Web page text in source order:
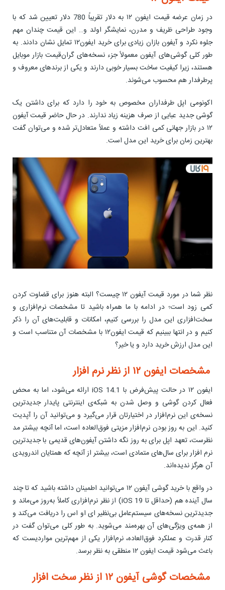
در زمان عرضه قیمت ایفون ۱۲ به دلار تقریباً 780 دلار تعیین شد که با
وجود طراحی ظریف و مدرن، نمایشگر اولد و… این قیمت چندان مهم
جلوه نکرد و آیفون بازان زیادی برای خرید ایفون۱۲ تمایل نشان دادند. به
طور کلی گوشی‌های آیفون معمولاً جزء نسخه‌های گران‌قیمت بازار موبایل
هستند، زیرا کیفیت ساخت بسیار خوبی دارند و یکی از برندهای معروف و
پرطرفدار هم محسوب می‌شوند.
اکونومی اپل طرفداران مخصوص به خود را دارد که برای داشتن یک
گوشی جدید عبایی از صرف هزینه زیاد ندارند. در حال حاضر قیمت آیفون
۱۲ در بازار جهانی کمی افت داشته و عملاً متعادل‌تر شده و می‌توان گفت
بهترین زمان برای خرید این مدل است.
نظر شما در مورد قیمت آیفون ۱۲ چیست؟ البته هنوز برای قضاوت کردن
کمی زود است؛ در ادامه با ما همراه باشید تا مشخصات نرم‌افزاری و
سخت‌افزاری این مدل را بررسی کنیم، امکانات و قابلیت‌های آن را ذکر
کنیم و در انتها ببینیم که قیمت ایفون۱۲ با مشخصات آن متناسب است و
این مدل ارزش خرید دارد و یا خیر؟
مشخصات ایفون ۱۲ از نظر نرم افزار
ایفون ۱۲ در حالت پیش‌فرض با iOS 14.1 ارائه می‌شود، اما به محض
فعال کردن گوشی و وصل شدن به شبکه‌ی اینترنتی پایدار جدیدترین
نسخه‌ی این نرم‌افزار در اختیارتان قرار می‌گیرد و می‌توانید آن را آپدیت
کنید. این به روز بودن نرم‌افزار مزیتی فوق‌العاده است، اما آنچه بیشتر مد
نظرست، تعهد اپل برای به روز نگه داشتن آیفون‌های قدیمی با جدیدترین
نرم افزار برای سال‌های متمادی است، بیشتر از آنچه که همتایان اندرویدی
آن هرگز ندیده‌اند.
در واقع با خرید گوشی آیفون ۱۲ می‌توانید اطمینان داشته باشید که تا چند
سال آینده هم (حداقل تا 19 iOS) از نظر نرم‌افزاری کاملاً به‌روز می‌ماند و
جدیدترین نسخه‌های سیستم‌عامل بی‌نظیر ای او اس را دریافت می‌کند و
از همه‌ی ویژگی‌های آن بهره‌مند می‌شوید. به طور کلی می‌توان گفت در
کنار قدرت و عملکرد فوق‌العاده، نرم‌افزار یکی از مهم‌ترین مواردیست که
باعث می‌شود قیمت ایفون ۱۲ منطقی به نظر برسد.
مشخصات گوشی آیفون ۱۲ از نظر سخت افزار